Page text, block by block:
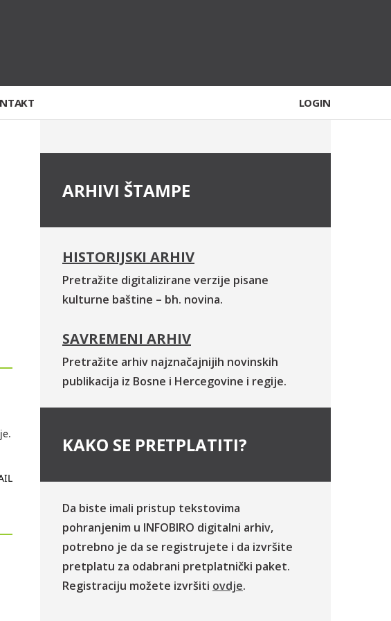
LOGIN
ARHIVI ŠTAMPE
HISTORIJSKI ARHIV
Pretražite digitalizirane verzije pisane
kulturne baštine – bh. novina.
SAVREMENI ARHIV
Pretražite arhiv najznačajnijih novinskih
publikacija iz Bosne i Hercegovine i regije.
KAKO SE PRETPLATITI?
Da biste imali pristup tekstovima
pohranjenim u INFOBIRO digitalni arhiv,
potrebno je da se registrujete i da izvršite
pretplatu za odabrani pretplatnički paket.
Registraciju možete izvršiti ovdje.